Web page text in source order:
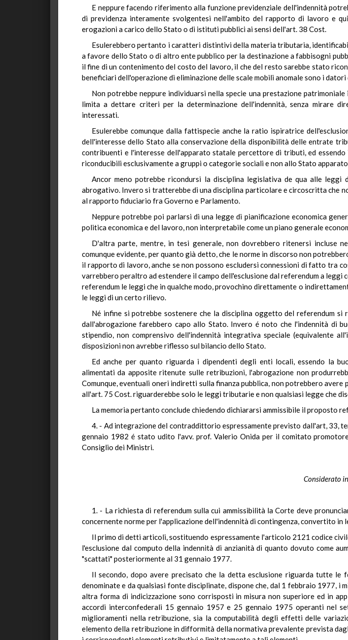
E neppure facendo riferimento alla funzione previdenziale dell'indennità
di previdenza interamente svolgentesi nell'ambito del rapporto di lavoro e
erogazioni a carico dello Stato o di istituti pubblici ai sensi dell'art. 38 Cost.
Esulerebbero pertanto i caratteri distintivi della materia tributaria,
a favore dello Stato o di altro ente pubblico per la destinazione a fabbisogni
il fine di un contenimento del costo del lavoro, il che del resto sarebbe stato
beneficiari dell'operazione di eliminazione delle scale mobili anomale sono i
Non potrebbe neppure individuarsi nella specie una prestazione
limita a dettare criteri per la determinazione dell'indennità, senza mirare
interessati.
Esulerebbe comunque dalla fattispecie anche la ratio ispiratrice
dell'interesse dello Stato alla conservazione della disponibilità delle entrate
contribuenti e l'interesse dell'apparato statale percettore di tributi, ed
riconducibili esclusivamente a gruppi o categorie sociali e non allo Stato
Ancor meno potrebbe ricondursi la disciplina legislativa de qua alle
abrogativo. Invero si tratterebbe di una disciplina particolare e circoscritta che
al rapporto fiduciario fra Governo e Parlamento.
Neppure potrebbe poi parlarsi di una legge di pianificazione economica
politica economica e del lavoro, non interpretabile come un piano generale
D'altra parte, mentre, in tesi generale, non dovrebbero ritenersi incluse
comunque evidente, per quanto già detto, che le norme in discorso non
il rapporto di lavoro, anche se non possono escludersi connessioni di fatto tra
varrebbero peraltro ad estendere il campo dell'esclusione dal referendum a leggi
referendum le leggi che in qualche modo, provochino direttamente o
le leggi di un certo rilievo.
Né infine si potrebbe sostenere che la disciplina oggetto del referendum
dall'abrogazione farebbero capo allo Stato. Invero é noto che l'indennità di
stipendio, non comprensivo dell'indennità integrativa speciale (equivalente
disposizioni non avrebbe riflesso sul bilancio dello Stato.
Ed anche per quanto riguarda i dipendenti degli enti locali, essendo la
alimentati da apposite ritenute sulle retribuzioni, l'abrogazione non
Comunque, eventuali oneri indiretti sulla finanza pubblica, non potrebbero
all'art. 75 Cost. riguarderebbe solo le leggi tributarie e non qualsiasi legge che
La memoria pertanto conclude chiedendo dichiararsi ammissibile il proposto
4. - Ad integrazione del contraddittorio espressamente previsto dall'art, 33,
gennaio 1982 é stato udito l'avv. prof. Valerio Onida per il comitato
Consiglio dei Ministri.
Considerato
1. - La richiesta di referendum sulla cui ammissibilità la Corte deve
concernente norme per l'applicazione dell'indennità di contingenza, convertito in
Il primo di detti articoli, sostituendo espressamente l'articolo 2121 codice
l'esclusione dal computo della indennità di anzianità di quanto dovuto come
"scattati" posteriormente al 31 gennaio 1977.
Il secondo, dopo avere precisato che la detta esclusione riguarda tutte le
denominate e da qualsiasi fonte disciplinate, dispone che, dal 1 febbraio
altra forma di indicizzazione sono corrisposti in misura non superiore ed in
accordi interconfederali 15 gennaio 1957 e 25 gennaio 1975 operanti nel
miglioramenti nella retribuzione, sia la computabilità degli effetti delle
elemento della retribuzione in difformità della normativa prevalente prevista